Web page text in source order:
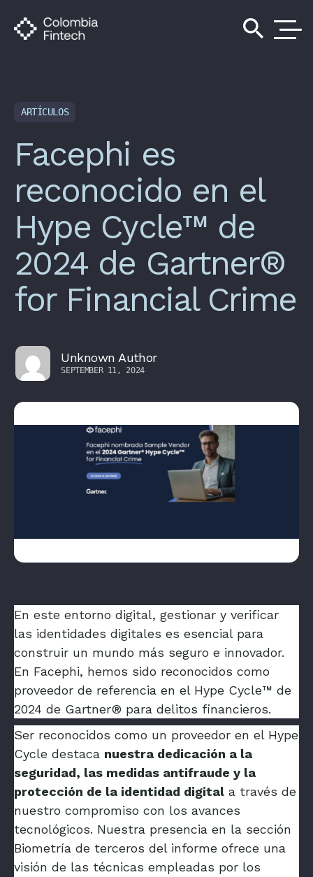
search
ARTÍCULOS
Facephi es
reconocido en el
Hype Cycle™ de
2024 de Gartner®
for Financial Crime
Unknown Author
SEPTEMBER 11, 2024
En este entorno digital, gestionar y verificar
las identidades digitales es esencial para
construir un mundo más seguro e innovador.
En Facephi, hemos sido reconocidos como
proveedor de referencia en el Hype Cycle™ de
2024 de Gartner® para delitos financieros.
Ser reconocidos como un proveedor en el Hype
Cycle destaca nuestra dedicación a la
seguridad, las medidas antifraude y la
protección de la identidad digital a través de
nuestro compromiso con los avances
tecnológicos. Nuestra presencia en la sección
Biometría de terceros del informe ofrece una
visión de las técnicas empleadas por los